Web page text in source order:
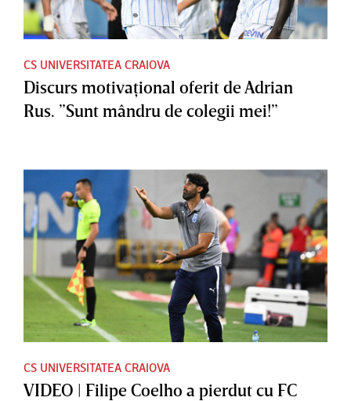
CS UNIVERSITATEA CRAIOVA
Discurs motivaţional oferit de Adrian
Rus. ”Sunt mândru de colegii mei!”
CS UNIVERSITATEA CRAIOVA
VIDEO | Filipe Coelho a pierdut cu FC